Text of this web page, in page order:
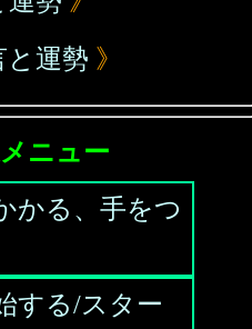
と運勢 》
ニュー
かる、手をつ
する/スター